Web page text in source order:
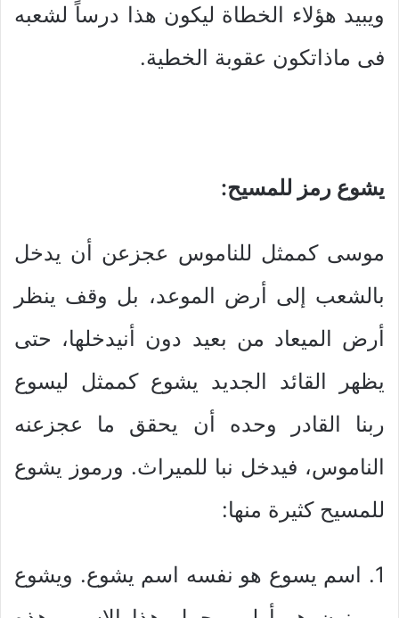
ويبيد هؤلاء الخطاة ليكون هذا درساً لشعبه
فى ماذاتكون عقوبة الخطية.
يشوع رمز للمسيح:
موسى كممثل للناموس عجزعن أن يدخل
بالشعب إلى أرض الموعد، بل وقف ينظر
أرض الميعاد من بعيد دون أنيدخلها، حتى
يظهر القائد الجديد يشوع كممثل ليسوع
ربنا القادر وحده أن يحقق ما عجزعنه
الناموس، فيدخل نبا للميراث. ورموز يشوع
للمسيح كثيرة منها:
1. اسم يسوع هو نفسه اسم يشوع. ويشوع